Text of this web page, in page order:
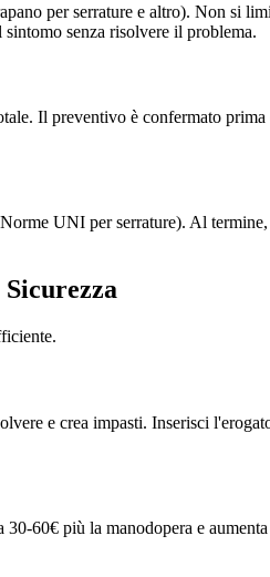
per serrature e altro). Non si
senza risolvere il problema.
Il preventivo è confermato
UNI per serrature). Al
e crea impasti. Inserisci
60€ più la manodopera e